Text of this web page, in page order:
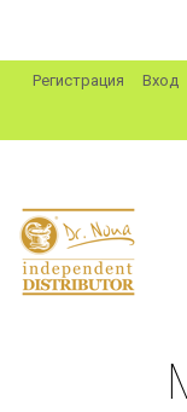
Регистрация Вход